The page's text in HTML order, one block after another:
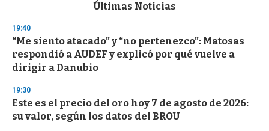
d
s
o
f
3
s
e
c
o
Últimas Noticias
19:40
“Me siento atacado” y “no pertenezco”: Matosas
respondió a AUDEF y explicó por qué vuelve a
dirigir a Danubio
19:30
Este es el precio del oro hoy 7 de agosto de 2026:
su valor, según los datos del BROU